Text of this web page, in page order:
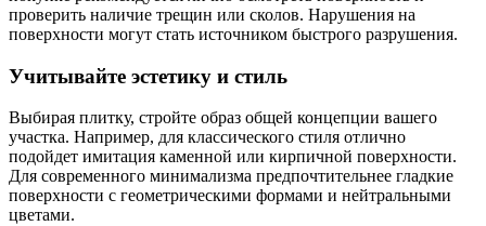
проверить наличие трещин или сколов. Нарушения на
поверхности могут стать источником быстрого разрушения.
Учитывайте эстетику и стиль
Выбирая плитку, стройте образ общей концепции вашего
участка. Например, для классического стиля отлично
подойдет имитация каменной или кирпичной поверхности.
Для современного минимализма предпочтительнее гладкие
поверхности с геометрическими формами и нейтральными
цветами.